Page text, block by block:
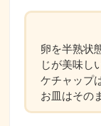
卵を半熟状
じが美味し
ケチャップ
お皿はその